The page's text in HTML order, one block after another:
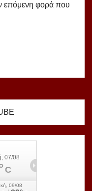
επόμενη φορά που